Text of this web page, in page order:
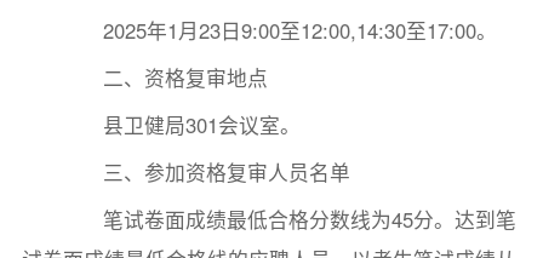
2025年1月23日9:00至12:00,14:30至17:00。
二、资格复审地点
县卫健局301会议室。
三、参加资格复审人员名单
笔试卷面成绩最低合格分数线为45分。达到笔